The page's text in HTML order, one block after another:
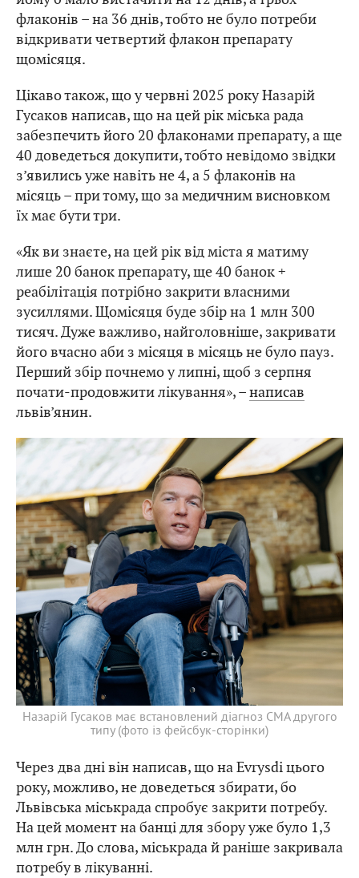
флаконів – на 36 днів, тобто не було потреби
відкривати четвертий флакон препарату
щомісяця.
Цікаво також, що у червні 2025 року Назарій
Гусаков написав, що на цей рік міська рада
забезпечить його 20 флаконами препарату, а ще
40 доведеться докупити, тобто невідомо звідки
з’явились уже навіть не 4, а 5 флаконів на
місяць – при тому, що за медичним висновком
їх має бути три.
«Як ви знаєте, на цей рік від міста я матиму
лише 20 банок препарату, ще 40 банок +
реабілітація потрібно закрити власними
зусиллями. Щомісяця буде збір на 1 млн 300
тисяч. Дуже важливо, найголовніше, закривати
його вчасно аби з місяця в місяць не було пауз.
Перший збір почнемо у липні, щоб з серпня
почати-продовжити лікування», –написав
львів’янин.
Назарій Гусаков має встановлений діагноз СМА другого
типу (фото із фейсбук-сторінки)
Через два дні він написав, що на Evrysdi цього
року, можливо, не доведеться збирати, бо
Львівська міськрада спробує закрити потребу.
На цей момент на банці для збору уже було 1,3
млн грн. До слова, міськрада й раніше закривала
потребу в лікуванні.